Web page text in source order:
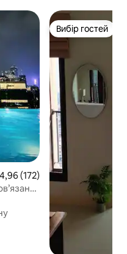
оцінка: 4,96 з 5,
4,96 (172)
Вибір гостей
Вибір гостей